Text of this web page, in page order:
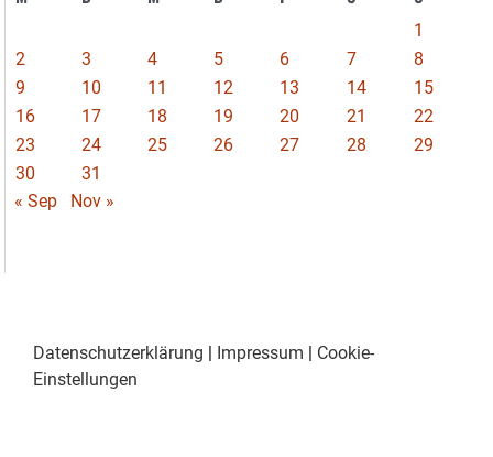
1
2
3 4 5 6 7
8
9
10 11 12 13 14
15
16
17 18 19 20 21
22
23
24 25 26 27 28
29
30
31
« Sep
Nov »
Datenschutzerklärung Impressum
Cookie-
Einstellungen